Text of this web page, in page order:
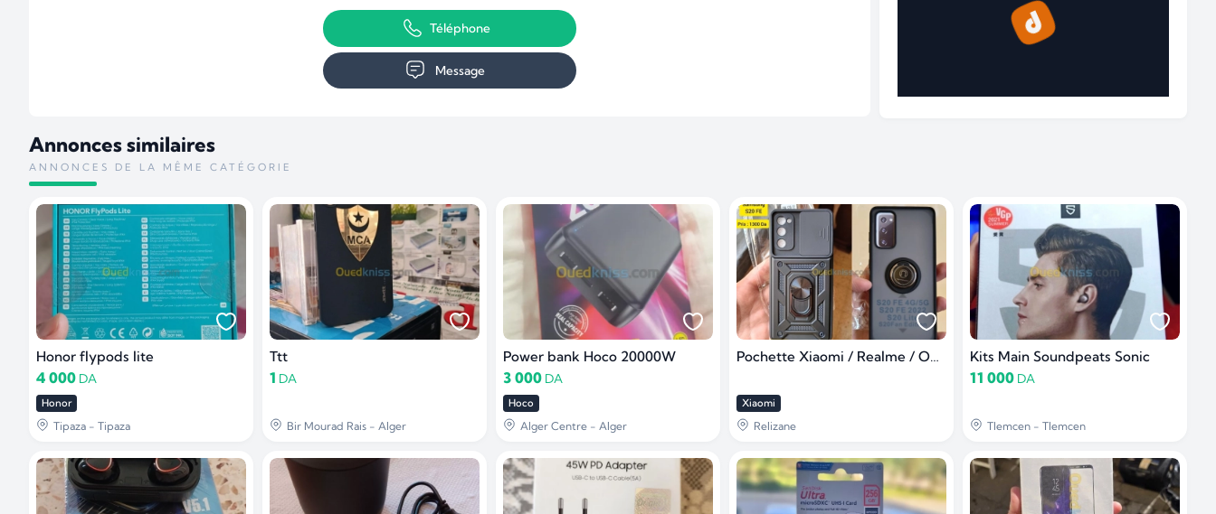
Téléphone
Message
Annonces similaires
ANNONCES DE LA MÊME CATÉGORIE
Honor flypods lite
4 000 DA
Honor
Tipaza - Tipaza
Ttt
1 DA
Bir Mourad Rais - Alger
Power bank Hoco 20000W
3 000 DA
Hoco
Alger Centre - Alger
Pochette Xiaomi / Realme / Oneplus / Oppo Reno 8/ Lenovo / M
Xiaomi
Relizane
Kits Main Soundpeats Sonic
11 000 DA
Tlemcen - Tlemcen